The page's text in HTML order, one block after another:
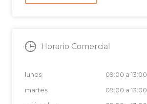
Horario Comercial
lunes 09:00 a 13:00
martes
09:00 a 13:00